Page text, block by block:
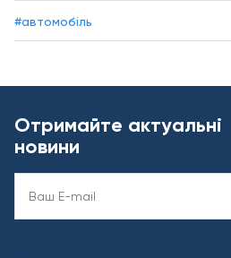
#автомобіль
Отримайте актуальні
новини